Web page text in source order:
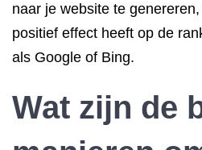
naar je website te
positief effect heeft op de
als Google of Bing.
Wat zijn de